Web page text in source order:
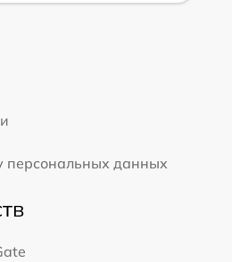
персональных данных